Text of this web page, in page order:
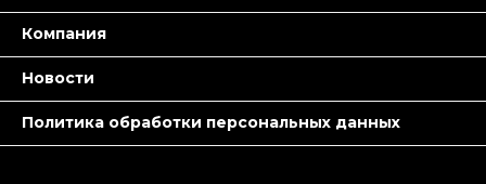
Компания
Новости
Политика обработки персональных данных